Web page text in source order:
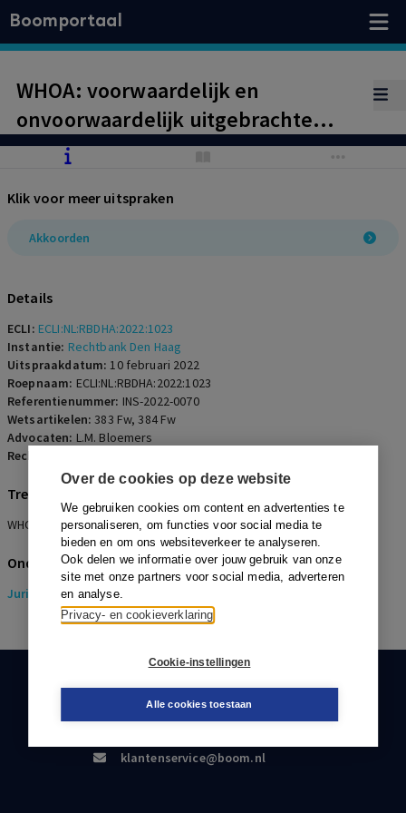
Over de cookies op deze website
We gebruiken cookies om content en advertenties te
personaliseren, om functies voor social media te
bieden en om ons websiteverkeer te analyseren.
Ook delen we informatie over jouw gebruik van onze
site met onze partners voor social media, adverteren
en analyse.
Privacy- en cookieverklaring
Cookie-instellingen
Alle cookies toestaan
Boomportaal
WHOA: voorwaardelijk en
onvoorwaardelijk uitgebrachte
stemmen
Klik voor meer uitspraken
Akkoorden
Details
ECLI: ECLI:NL:RBDHA:2022:1023
Instantie: Rechtbank Den Haag
Uitspraakdatum:10 februari 2022
Roepnaam: ECLI:NL:RBDHA:2022:1023
Referentienummer: INS-2022-0070
Wetsartikelen:383 Fw,384 Fw
Advocaten: L.M. Bloemers
Rechters:
Trefwoorden
WHOA, homologatie, Belastingdienst, voorwaardelijke stem
Onderwerpen
Juridisch> Insolventierecht
KLANTENSERVICE
088-0301000
klantenservice@boom.nl